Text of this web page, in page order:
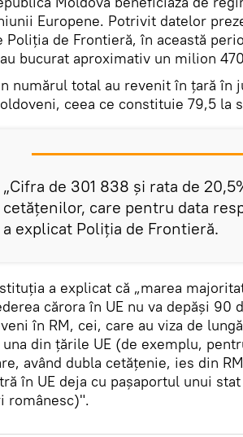
Europene. Potrivit datelor
Poliția de Frontieră, în această
bucurat aproximativ un milion
numărul total au revenit în țară în
ceea ce constituie 79,5 la
„Cifra de 301 838 și rata de
cetățenilor, care pentru data
a explicat Poliţia de Frontieră.
a explicat că „marea
cărora în UE nu va depăși
în RM, cei, care au viza de
din țările UE (de exemplu,
având dubla cetățenie, ies din
în UE deja cu pașaportul unui
românesc)".